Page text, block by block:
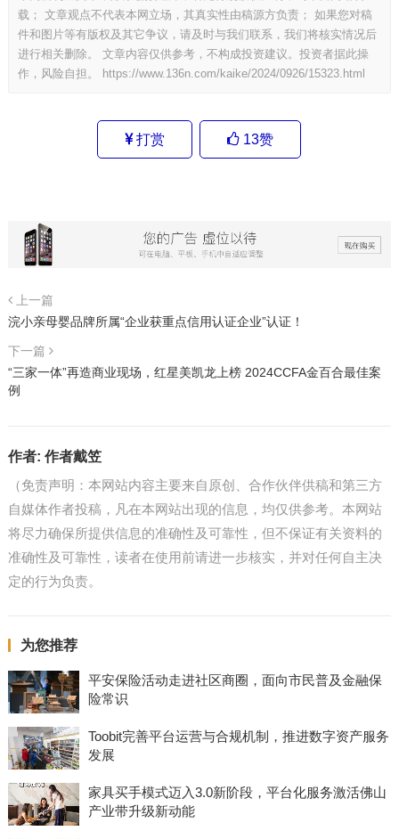
载； 文章观点不代表本网立场，其真实性由稿源方负责； 如果您对稿
件和图片等有版权及其它争议，请及时与我们联系，我们将核实情况后
进行相关删除。 文章内容仅供参考，不构成投资建议。投资者据此操
作，风险自担。
https://www.136n.com/kaike/2024/0926/15323.html
打赏 13赞
上一篇
浣小亲母婴品牌所属“企业获重点信用认证企业”认证！
下一篇
“三家一体”再造商业现场，红星美凯龙上榜 2024CCFA金百合最佳案
例
作者: 作者戴笠
（免责声明：本网站内容主要来自原创、合作伙伴供稿和第三方
自媒体作者投稿，凡在本网站出现的信息，均仅供参考。本网站
将尽力确保所提供信息的准确性及可靠性，但不保证有关资料的
准确性及可靠性，读者在使用前请进一步核实，并对任何自主决
定的行为负责。
为您推荐
平安保险活动走进社区商圈，面向市民普及金融保
险常识
Toobit完善平台运营与合规机制，推进数字资产服务
发展
家具买手模式迈入3.0新阶段，平台化服务激活佛山
产业带升级新动能